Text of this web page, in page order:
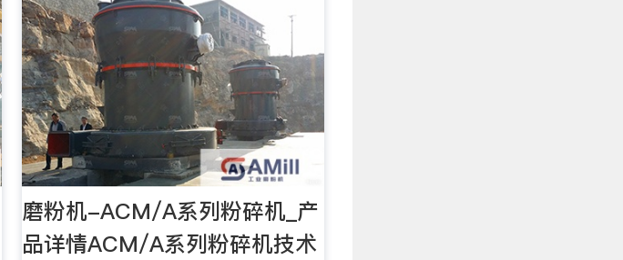
磨粉机-ACM/A系列粉碎机_产
品详情ACM/A系列粉碎机技术